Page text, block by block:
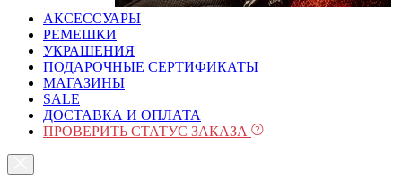
АКСЕССУАРЫ
РЕМЕШКИ
УКРАШЕНИЯ
ПОДАРОЧНЫЕ СЕРТИФИКАТЫ
МАГАЗИНЫ
SALE
ДОСТАВКА И ОПЛАТА
ПРОВЕРИТЬ СТАТУС ЗАКАЗА